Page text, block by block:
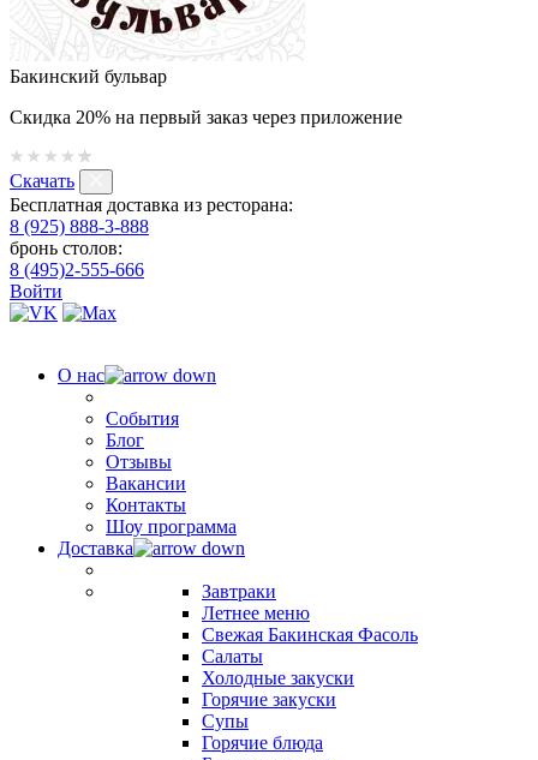
Бакинский бульвар
Скидка 20% на первый заказ через приложение
Скачать
Бесплатная доставка из ресторана:
8 (925) 888-3-888
бронь столов:
8 (495)2-555-666
Войти
О нас
События
Блог
Отзывы
Вакансии
Контакты
Шоу программа
Доставка
Завтраки
Летнее меню
Свежая Бакинская Фасоль
Салаты
Холодные закуски
Горячие закуски
Супы
Горячие блюда